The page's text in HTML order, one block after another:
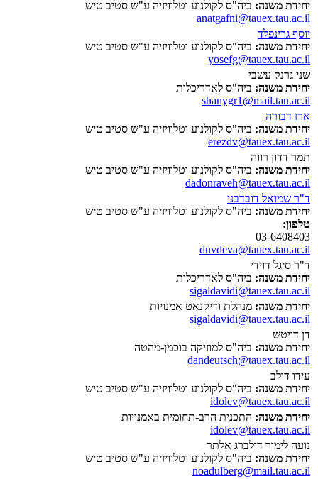
יחידת משנה: ביה"ס לקולנוע וטלוויזיה ע"ש סטיב טיש
anatgafni@tauex.tau.ac.il
יוסף גרינפלד
יחידת משנה: ביה"ס לקולנוע וטלוויזיה ע"ש סטיב טיש
yosefg@tauex.tau.ac.il
שני גרנק עשבי
יחידת משנה: ביה"ס לאדריכלות
shanygr1@mail.tau.ac.il
ארז דבורה
יחידת משנה: ביה"ס לקולנוע וטלוויזיה ע"ש סטיב טיש
erezdv@tauex.tau.ac.il
תמר דדון רווה
יחידת משנה: ביה"ס לקולנוע וטלוויזיה ע"ש סטיב טיש
dadonraveh@tauex.tau.ac.il
ד"ר שמואל דובדבני
יחידת משנה: ביה"ס לקולנוע וטלוויזיה ע"ש סטיב טיש
טלפון:
03-6408403
duvdeva@tauex.tau.ac.il
ד"ר סיגל דוידי
יחידת משנה: ביה"ס לאדריכלות
sigaldavidi@tauex.tau.ac.il
יחידת משנה: מנהלת ודיקנאט אמנויות
sigaldavidi@tauex.tau.ac.il
דן דויטש
יחידת משנה: ביה"ס למוזיקה בוכמן-מהטה
dandeutsch@tauex.tau.ac.il
עידו דולב
יחידת משנה: ביה"ס לקולנוע וטלוויזיה ע"ש סטיב טיש
idolev@tauex.tau.ac.il
יחידת משנה: התכנית הרב-תחומית באמנויות
idolev@tauex.tau.ac.il
נועה לימור דולברג אלתר
יחידת משנה: ביה"ס לקולנוע וטלוויזיה ע"ש סטיב טיש
noadulberg@mail.tau.ac.il